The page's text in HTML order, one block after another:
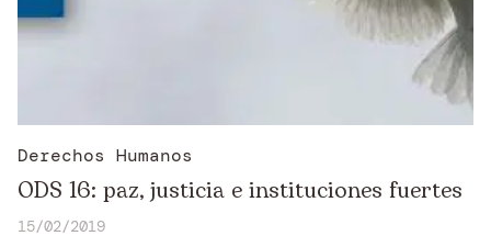
Derechos Humanos
ODS 16: paz, justicia e instituciones fuertes
15/02/2019